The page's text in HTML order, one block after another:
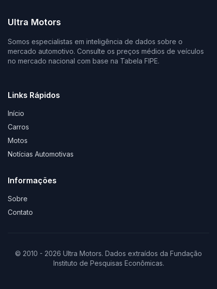
Ultra Motors
Somos especialistas em inteligência de dados sobre o
mercado automotivo. Consulte os preços médios de veículos
no mercado nacional com base na Tabela FIPE.
Links Rápidos
Início
Carros
Motos
Notícias Automotivas
Informações
Sobre
Contato
© 2010 - 2026 Ultra Motors. Dados extraídos da Fundação
Instituto de Pesquisas Econômicas.